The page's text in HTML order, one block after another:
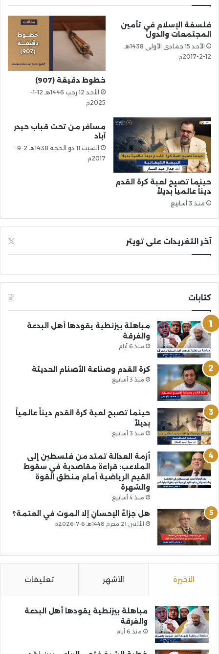
فلسفة الإسلام في تأمين
المجتمعات والدول
الأحد 15 جمادى الأولى 1438هـ
12-2-2017م
خطوط دقيقة (907)
الأحد 12 رجب 1446هـ 12-1-
2025م
حينما تصبح لعبة كرة القدم
ديناً عالمياً بديلاً
منذ 3 أسابيع
مسافر من تحت قباب حيدر
آباد
السبت 11 ذو الحجة 1438هـ 2-9-
2017م
آخر التغريدات على تويتر
كتابات
مباهلة بيزنطية يقودها أهل البدعة
والفرقة
منذ 6 أيام
كرة القدم وصناعة الأصنام الحديثة
منذ 3 أسابيع
حينما تصبح لعبة كرة القدم ديناً عالمياً
بديلاً
منذ 3 أسابيع
أزمة العدالة تمتد من فلسطين إلى
الملاعب: قراءة مقاصدية في سقوط
القيم الرياضية أمام منطق القوة
والشهرة
منذ 4 أسابيع
هل جزاءُ الإحسانِ إلا الموت في العتمة؟
الأثنين 21 محرم 1448هـ 6-7-2026م
الأخيرة الأشهر تعليقات
مباهلة بيزنطية يقودها أهل البدعة
والفرقة
منذ 6 أيام